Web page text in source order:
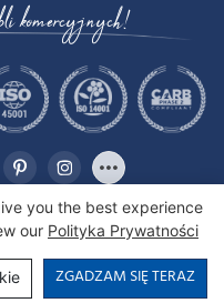
komercyjnych!
Co., Ltd. | Mapa witryny
you the best experience
our Polityka Prywatności
ZGADZAM SIĘ TERAZ